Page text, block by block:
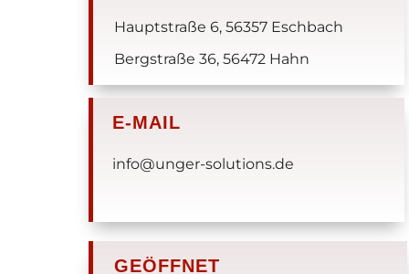
Hauptstraße 6, 56357 Eschbach
Bergstraße 36, 56472 Hahn
E-MAIL
info@unger-solutions.de
GEÖFFNET